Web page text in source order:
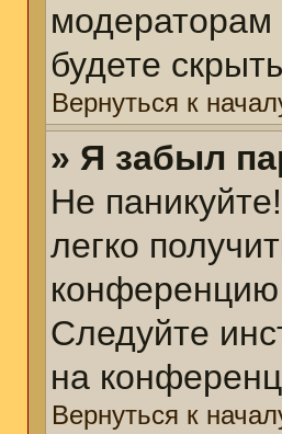
будете
Вернуться к
» Я забыл
Не
легко
Следуйте
на
Вернуться к